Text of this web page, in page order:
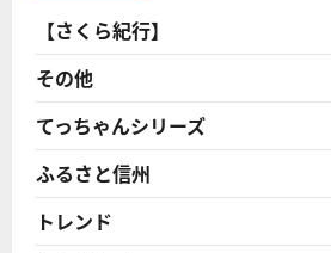
除
＞
１
万
円
か
１
５
０
万
【さくら紀行】
その他
てっちゃんシリーズ
ふるさと信州
トレンド